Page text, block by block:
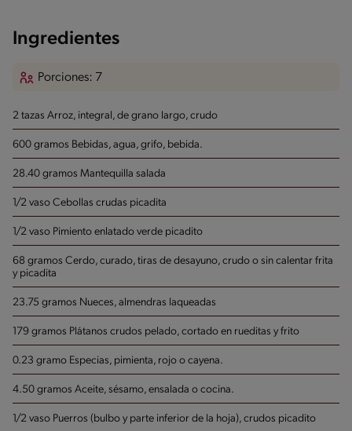
Ingredientes
Porciones: 7
2 tazas Arroz, integral, de grano largo, crudo
600 gramos Bebidas, agua, grifo, bebida.
28.40 gramos Mantequilla salada
1/2 vaso Cebollas crudas picadita
1/2 vaso Pimiento enlatado verde picadito
68 gramos Cerdo, curado, tiras de desayuno, crudo o sin calentar frita
y picadita
23.75 gramos Nueces, almendras laqueadas
179 gramos Plátanos crudos pelado, cortado en rueditas y frito
0.23 gramo Especias, pimienta, rojo o cayena.
4.50 gramos Aceite, sésamo, ensalada o cocina.
1/2 vaso Puerros (bulbo y parte inferior de la hoja), crudos picadito